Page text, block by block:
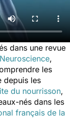
dans une revue
,
les
depuis les
du nourrisson,
nés dans les
français de la